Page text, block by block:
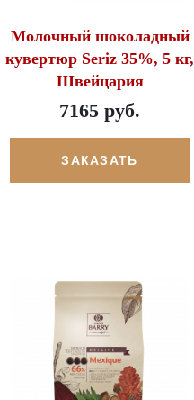
Молочный шоколадный
кувертюр Seriz 35%, 5 кг,
Швейцария
7165 руб.
ЗАКАЗАТЬ